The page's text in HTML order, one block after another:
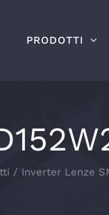
PRODOTTI
Inverter Lenze